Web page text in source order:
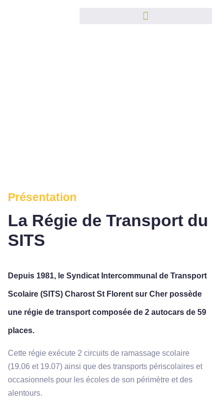
Présentation
La Régie de Transport du
SITS
Depuis 1981, le Syndicat Intercommunal de Transport
Scolaire (SITS) Charost St Florent sur Cher possède
une régie de transport composée de 2 autocars de 59
places.
Cette régie exécute 2 circuits de ramassage scolaire
(19.06 et 19.07) ainsi que des transports périscolaires et
occasionnels pour les écoles de son périmètre et des
alentours.